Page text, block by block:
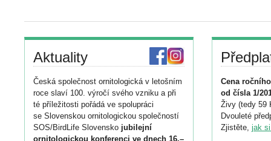
Aktuality
Česká společnost ornitologická v letošním
roce slaví 100. výročí svého vzniku a při
té příležitosti pořádá ve spolupráci
se Slovenskou ornitologickou společností
SOS/BirdLife Slovensko jubilejní
ornitologickou konferenci ve dnech 16.–
Cena
od čísla 1/
Živy (tedy 59
Dvouleté
Zjistěte, jak